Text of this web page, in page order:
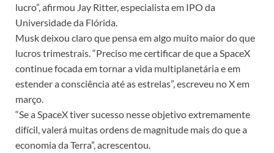
lucro”, afirmou Jay Ritter, especialista em IPO da
Universidade da Flórida.
Musk deixou claro que pensa em algo muito maior do que
lucros trimestrais. “Preciso me certificar de que a SpaceX
continue focada em tornar a vida multiplanetária e em
estender a consciência até as estrelas”, escreveu no X em
março.
“Se a SpaceX tiver sucesso nesse objetivo extremamente
difícil, valerá muitas ordens de magnitude mais do que a
economia da Terra”, acrescentou.